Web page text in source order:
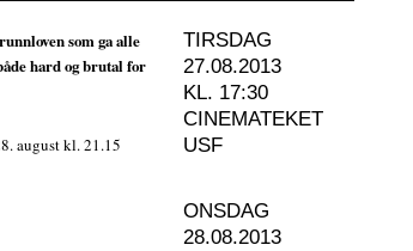
som ga alle
hard og brutal for
august kl. 21.15
TIRSDAG
27.08.2013
KL. 17:30
CINEMATEKET
USF
ONSDAG
28.08.2013